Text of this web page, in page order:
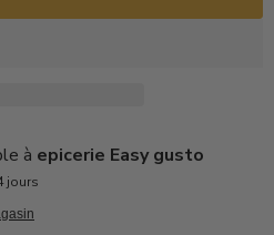
à epicerie Easy gusto
jours